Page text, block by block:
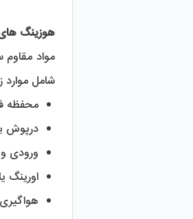
هوزینگ
مواد
شامل موارد
محفظه
درپوش
ورودی
اورینگ